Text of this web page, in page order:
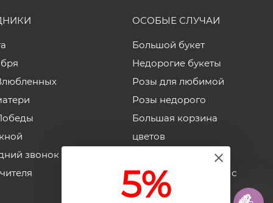
5%
звонок
ОСОБЫЕ СЛУЧАИ
Большой букет
Недорогие букеты
Розы для любимой
Розы недорого
Большая корзина
цветов
Недорогие коробки с
цветами